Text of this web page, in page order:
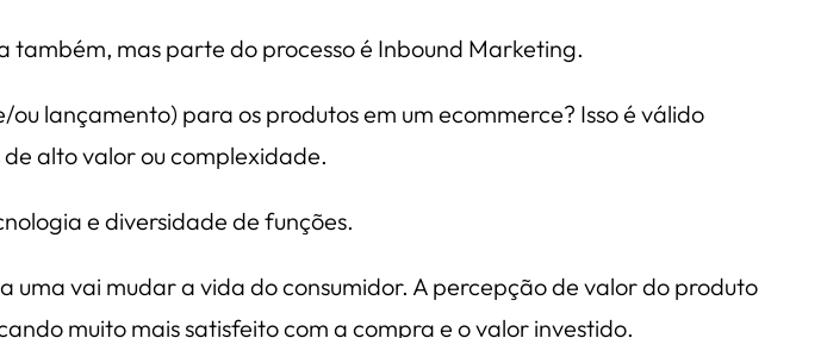
também, mas parte do processo é Inbound Marketing.
lançamento) para os produtos em um ecommerce? Isso é válido
alto valor ou complexidade.
e diversidade de funções.
vai mudar a vida do consumidor. A percepção de valor do produto
muito mais satisfeito com a compra e o valor investido.